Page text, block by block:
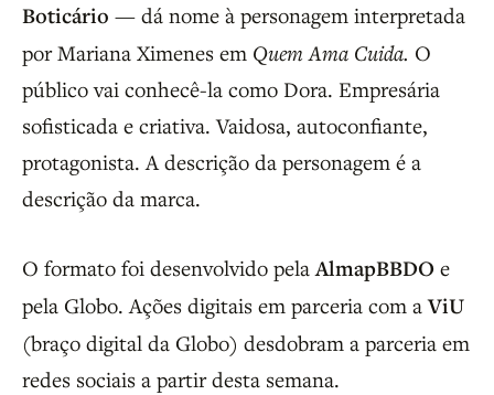
Boticário — dá nome à personagem interpretada
por Mariana Ximenes em Quem Ama Cuida. O
público vai conhecê-la como Dora. Empresária
sofisticada e criativa. Vaidosa, autoconfiante,
protagonista. A descrição da personagem é a
descrição da marca.
O formato foi desenvolvido pelaAlmapBBDO e
pela Globo. Ações digitais em parceria com aViU
(braço digital da Globo) desdobram a parceria em
redes sociais a partir desta semana.